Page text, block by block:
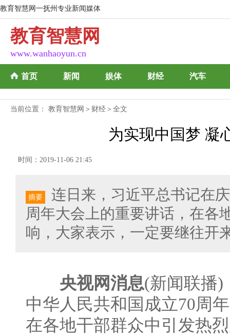
教育智慧网一抚州专业新闻媒体
教育智慧网
www.wanhaoyun.cn
首页 新闻 娱体 财经 汽车
当前位置： 教育智慧网 ＞ 财经 ＞全文
为实现中国梦 凝
时间：2019-11-06 21:45
摘要
连日来，习近平总书记在
周年大会上的重要讲话，在各
响，大家表示，一定要继往开
央视网消息(新闻联播)
中华人民共和国成立70周
在各地干部群众中引发热